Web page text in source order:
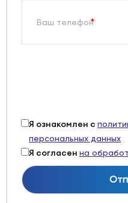
*
Я ознакомлен с
персональных данных
Я согласен на